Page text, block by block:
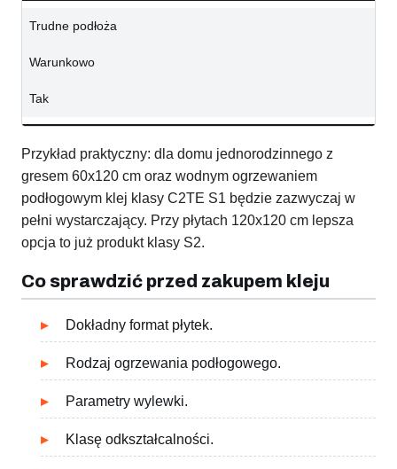
Trudne podłoża
Warunkowo
Tak
Przykład praktyczny: dla domu jednorodzinnego z
gresem 60x120 cm oraz wodnym ogrzewaniem
podłogowym klej klasy C2TE S1 będzie zazwyczaj w
pełni wystarczający. Przy płytach 120x120 cm lepsza
opcja to już produkt klasy S2.
Co sprawdzić przed zakupem kleju
Dokładny format płytek.
Rodzaj ogrzewania podłogowego.
Parametry wylewki.
Klasę odkształcalności.